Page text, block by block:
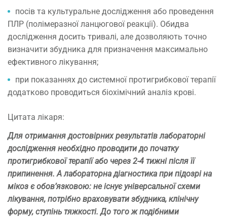
посів та культуральне дослідження або проведення
ПЛР (полімеразної ланцюгової реакції). Обидва
дослідження досить тривалі, але дозволяють точно
визначити збудника для призначення максимально
ефективного лікування;
при показаннях до системної протигрибкової терапії
додатково проводиться біохімічний аналіз крові.
Цитата лікаря:
Для отримання достовірних результатів лабораторні
дослідження необхідно проводити до початку
протигрибкової терапії або через 2-4 тижні після її
припинення. А лабораторна діагностика при підозрі на
мікоз є обов’язковою: не існує універсальної схеми
лікування, потрібно враховувати збудника, клінічну
форму, ступінь тяжкості. До того ж подібними